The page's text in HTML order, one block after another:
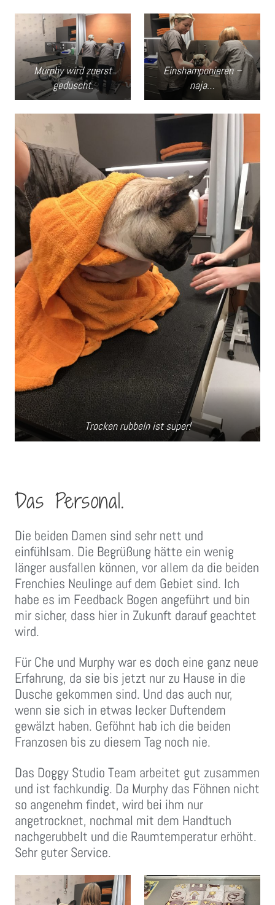
Murphy wird zuerst
geduscht.
Einshamponieren –
naja…
Trocken rubbeln ist super!
Das Personal.
Die beiden Damen sind sehr nett und
einfühlsam. Die Begrüßung hätte ein wenig
länger ausfallen können, vor allem da die beiden
Frenchies Neulinge auf dem Gebiet sind. Ich
habe es im Feedback Bogen angeführt und bin
mir sicher, dass hier in Zukunft darauf geachtet
wird.
Für Che und Murphy war es doch eine ganz neue
Erfahrung, da sie bis jetzt nur zu Hause in die
Dusche gekommen sind. Und das auch nur,
wenn sie sich in etwas lecker Duftendem
gewälzt haben. Geföhnt hab ich die beiden
Franzosen bis zu diesem Tag noch nie.
Das Doggy Studio Team arbeitet gut zusammen
und ist fachkundig. Da Murphy das Föhnen nicht
so angenehm findet, wird bei ihm nur
angetrocknet, nochmal mit dem Handtuch
nachgerubbelt und die Raumtemperatur erhöht.
Sehr guter Service.